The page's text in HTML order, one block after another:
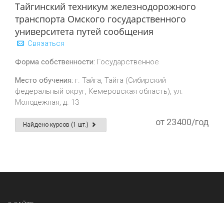
Тайгинский техникум железнодорожного
транспорта Омского государственного
университета путей сообщения
Связаться
Форма собственности: Государственное
Место обучения: г. Тайга, Тайга (Сибирский
федеральный округ, Кемеровская область), ул.
Молодежная, д. 13
Найдено курсов (1 шт.) от 23400/год